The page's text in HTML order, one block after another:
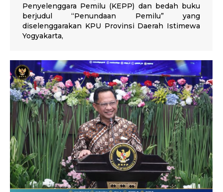
Penyelenggara Pemilu (KEPP) dan bedah buku
berjudul “Penundaan Pemilu” yang
diselenggarakan KPU Provinsi Daerah Istimewa
Yogyakarta,